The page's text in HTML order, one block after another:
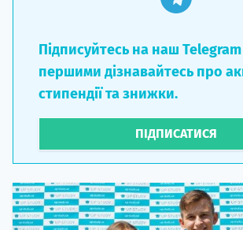
Підписуйтесь на наш
першими дізнавайтесь про
стипендії та знижки.
ПІДПИСАТИСЯ